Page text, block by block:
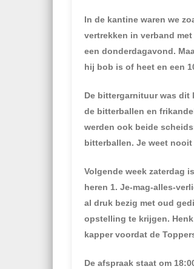
In de kantine waren we
vertrekken in verband
een donderdagavond.
hij bob is of heet en een
De bittergarnituur was dit
de bitterballen en
werden ook beide
bitterballen. Je weet
Volgende week zaterdag
heren 1. Je-mag-alles-
al druk bezig met oud
opstelling te krijgen.
kapper voordat de
De afspraak staat om